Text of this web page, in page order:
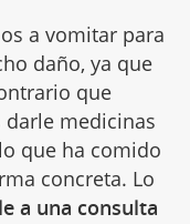
a vomitar para
daño, ya que
que
medicinas
que ha comido
concreta. Lo
a una consulta